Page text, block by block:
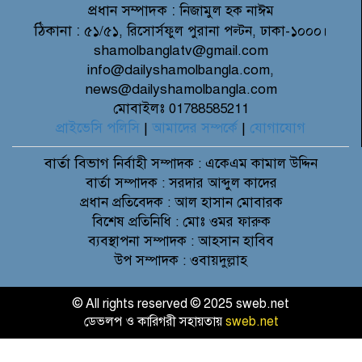
প্রধান সম্পাদক : নিজামুল হক নাঈম
ঠিকানা : ৫১/৫১, রিসোর্সফুল পুরানা পল্টন, ঢাকা-১০০০।
shamolbanglatv@gmail.com
info@dailyshamolbangla.com,
news@dailyshamolbangla.com
মোবাইলঃ 01788585211
প্রাইভেসি পলিসি | আমাদের সম্পর্কে | যোগাযোগ
বার্তা বিভাগনির্বাহী সম্পাদক : একেএম কামাল উদ্দিন
বার্তা সম্পাদক : সরদার আব্দুল কাদের
প্রধান প্রতিবেদক : আল হাসান মোবারক
বিশেষ প্রতিনিধি : মোঃ ওমর ফারুক
ব্যবস্থাপনা সম্পাদক : আহসান হাবিব
উপ সম্পাদক : ওবায়দুল্লাহ
© All rights reserved © 2025 sweb.net
ডেভলপ ও কারিগরী সহায়তায়sweb.net